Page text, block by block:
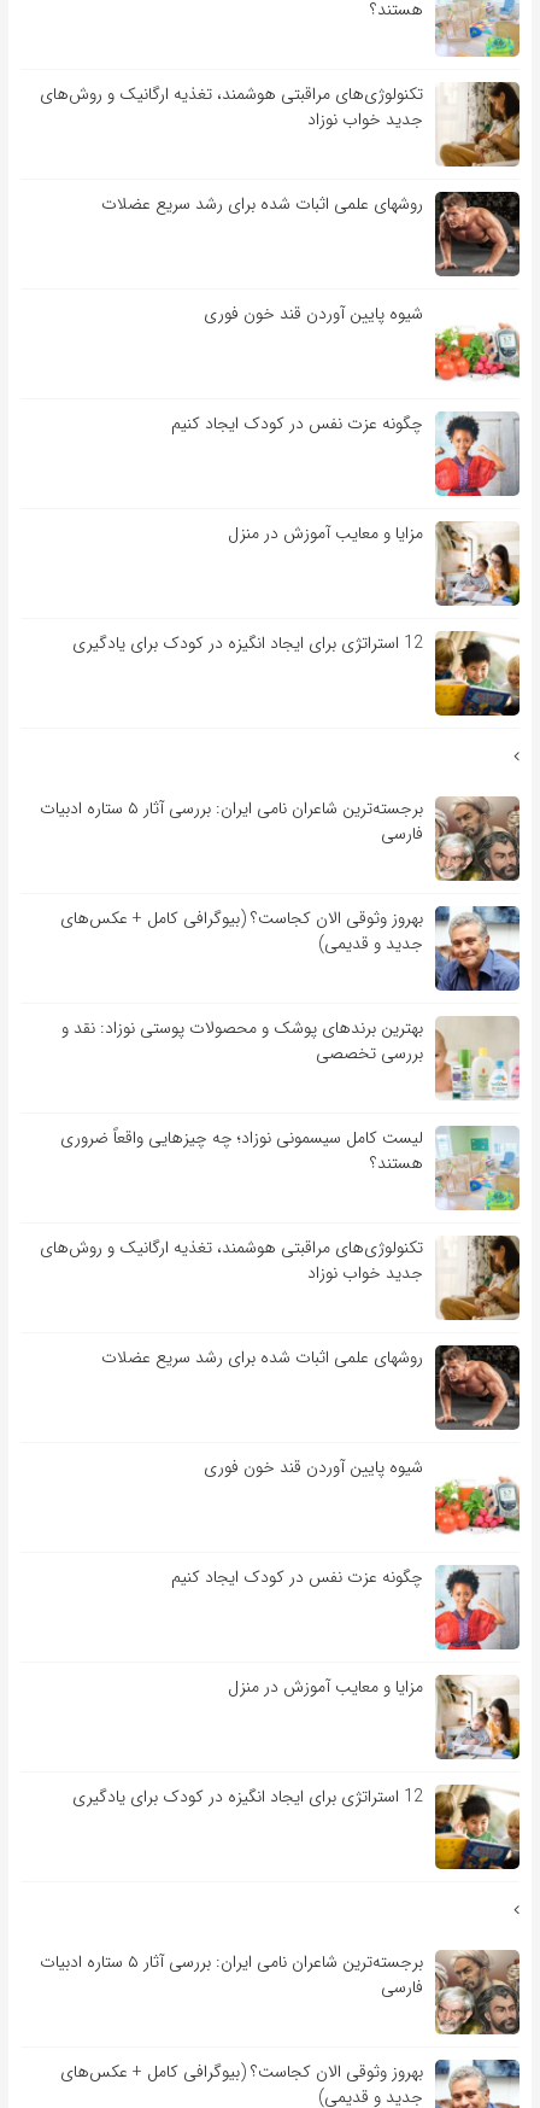
هستند؟
تکنولوژی‌های مراقبتی هوشمند، تغذیه ارگانیک و روش‌های
جدید خواب نوزاد
روشهای علمی اثبات شده برای رشد سریع عضلات
شیوه پایین آوردن قند خون فوری
چگونه عزت نفس در کودک ایجاد کنیم
مزایا و معایب آموزش در منزل
12 استراتژی برای ایجاد انگیزه در کودک برای یادگیری
برجسته‌ترین شاعران نامی ایران: بررسی آثار ۵ ستاره ادبیات
فارسی
بهروز وثوقی الان کجاست؟ (بیوگرافی کامل + عکس‌های
جدید و قدیمی)
بهترین برندهای پوشک و محصولات پوستی نوزاد: نقد و
بررسی تخصصی
لیست کامل سیسمونی نوزاد؛ چه چیزهایی واقعاً ضروری
هستند؟
تکنولوژی‌های مراقبتی هوشمند، تغذیه ارگانیک و روش‌های
جدید خواب نوزاد
روشهای علمی اثبات شده برای رشد سریع عضلات
شیوه پایین آوردن قند خون فوری
چگونه عزت نفس در کودک ایجاد کنیم
مزایا و معایب آموزش در منزل
12 استراتژی برای ایجاد انگیزه در کودک برای یادگیری
برجسته‌ترین شاعران نامی ایران: بررسی آثار ۵ ستاره ادبیات
فارسی
بهروز وثوقی الان کجاست؟ (بیوگرافی کامل + عکس‌های
جدید و قدیمی)